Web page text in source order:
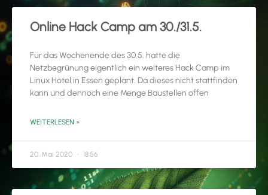
Online Hack Camp am 30./31.5.
Für das Wochenende des 30.5. hatte die
Netzbegrünung eigentlich ein weiteres Hack Camp im
Linux Hotel in Essen geplant. Da dieses nicht stattfinden
kann und dennoch eine Menge Baustellen offen
WEITERLESEN »
20. Mai 2020 18:56